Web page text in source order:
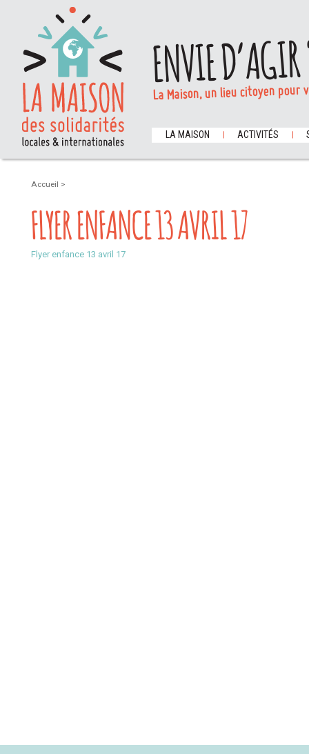
ENVIE
La Maison, un lieu citoyen
LA MAISON ACTIVITÉS
Accueil >
FLYER ENFANCE 13 AVRIL 17
Flyer enfance 13 avril 17